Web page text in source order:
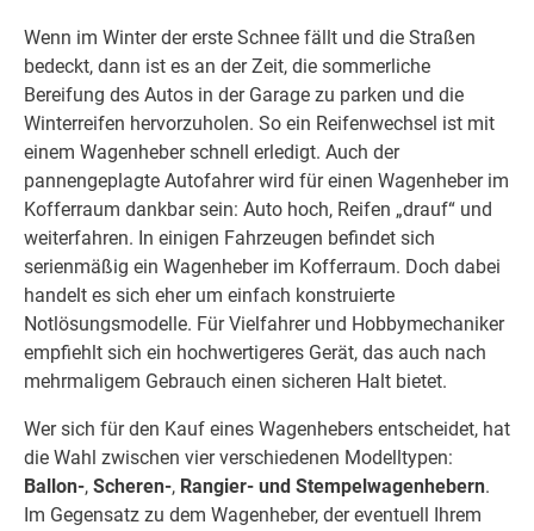
Wenn im Winter der erste Schnee fällt und die Straßen
bedeckt, dann ist es an der Zeit, die sommerliche
Bereifung des Autos in der Garage zu parken und die
Winterreifen hervorzuholen. So ein Reifenwechsel ist mit
einem Wagenheber schnell erledigt. Auch der
pannengeplagte Autofahrer wird für einen Wagenheber im
Kofferraum dankbar sein: Auto hoch, Reifen „drauf“ und
weiterfahren. In einigen Fahrzeugen befindet sich
serienmäßig ein Wagenheber im Kofferraum. Doch dabei
handelt es sich eher um einfach konstruierte
Notlösungsmodelle. Für Vielfahrer und Hobbymechaniker
empfiehlt sich ein hochwertigeres Gerät, das auch nach
mehrmaligem Gebrauch einen sicheren Halt bietet.
Wer sich für den Kauf eines Wagenhebers entscheidet, hat
die Wahl zwischen vier verschiedenen Modelltypen:
Ballon-, Scheren-, Rangier- und Stempelwagenhebern.
Im Gegensatz zu dem Wagenheber, der eventuell Ihrem